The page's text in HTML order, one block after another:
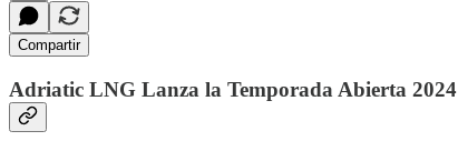
Compartir
Adriatic LNG Lanza la Temporada Abierta 2024